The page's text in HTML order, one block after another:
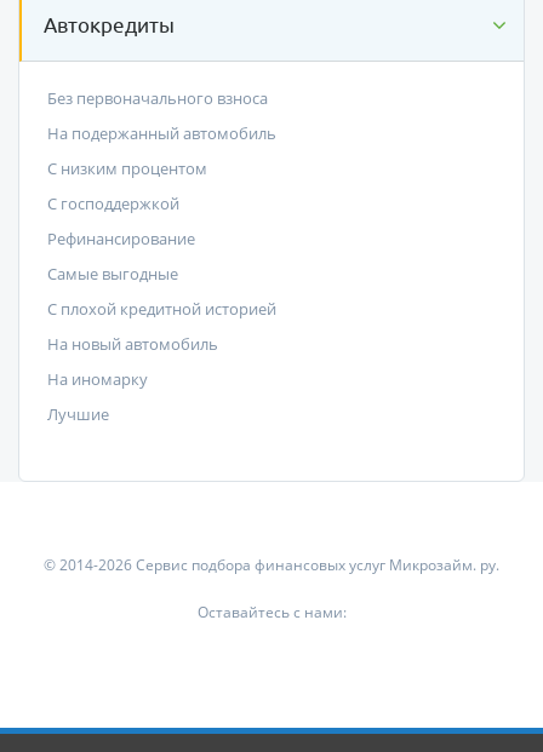
Автокредиты
Без первоначального взноса
На подержанный автомобиль
С низким процентом
C господдержкой
Рефинансирование
Самые выгодные
С плохой кредитной историей
На новый автомобиль
На иномарку
Лучшие
© 2014-2026 Сервис подбора финансовых услуг Микрозайм. ру.
Оставайтесь с нами: